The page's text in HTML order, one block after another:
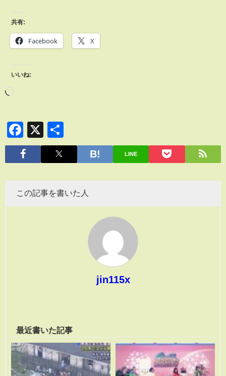
共有:
Facebook X
いいね:
Facebook
X
有
LINE
この記事を書いた人
jin115x
最近書いた記事